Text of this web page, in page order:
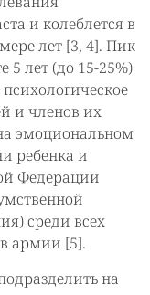
и колеблется в
лет [3, 4]. Пик
5 лет (до 15-25%)
и членов их
эмоциональном
ребенка и
Федерации
среди всех
армии [5].
на